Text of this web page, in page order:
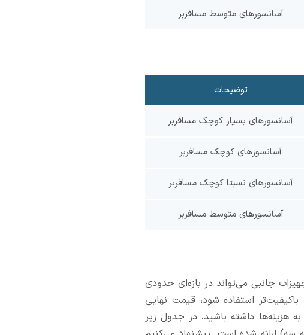
آسانسورهای متوسط مسافربر
توضیحات
آسانسورهای بسیار کوچک مسافربر
آسانسورهای کوچک مسافربر
آسانسورهای نسبتا کوچک مسافربر
آسانسورهای متوسط مسافربر
و تجهیزات جانبی می‌تواند در بازه‌ای حدودی
باکیفیت‌تر استفاده شود، قیمت نهایی
هزینه‌ها داشته باشید، در جدول زیر